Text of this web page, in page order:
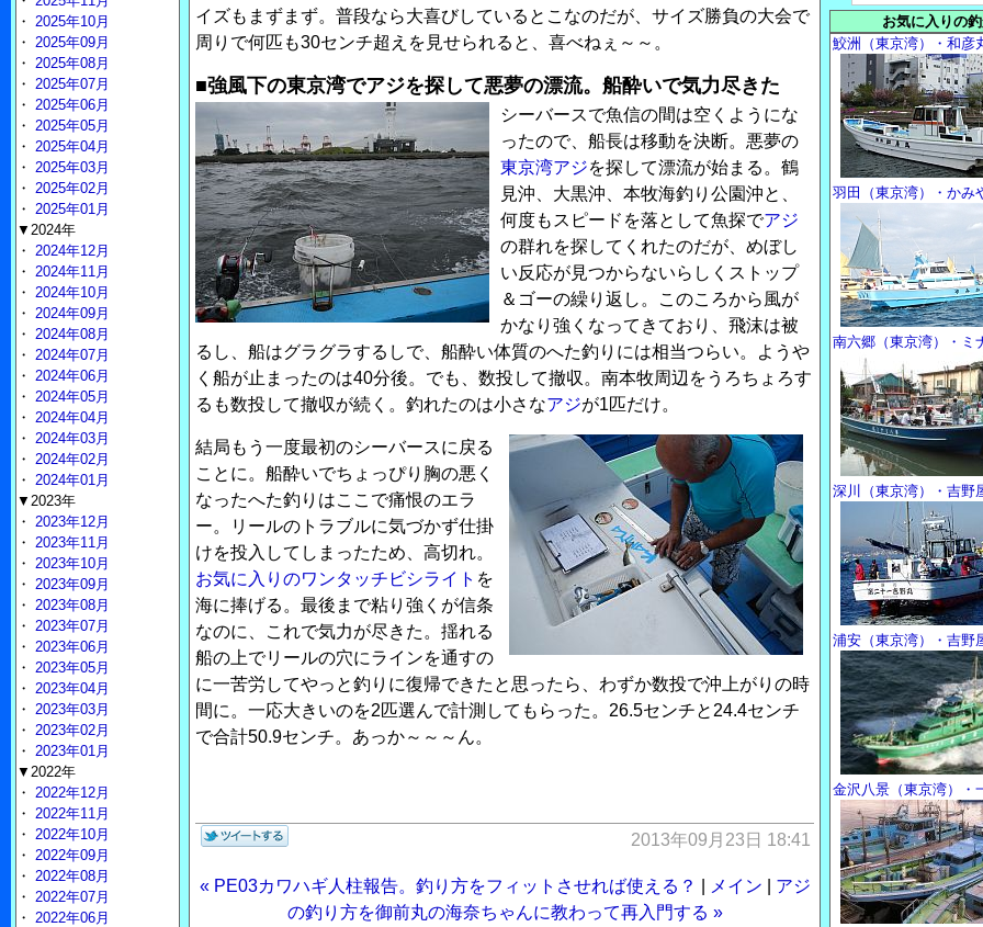
イズもまずまず。普段なら大喜びしているとこなのだが、サイズ勝負の大会で
周りで何匹も30センチ超えを見せられると、喜べねぇ～～。
■強風下の東京湾でアジを探して悪夢の漂流。船酔いで気力尽きた
シーバースで魚信の間は空くようにな
ったので、船長は移動を決断。悪夢の
東京湾アジを探して漂流が始まる。鶴
見沖、大黒沖、本牧海釣り公園沖と、
何度もスピードを落として魚探でアジ
の群れを探してくれたのだが、めぼし
い反応が見つからないらしくストップ
＆ゴーの繰り返し。このころから風が
かなり強くなってきており、飛沫は被
るし、船はグラグラするしで、船酔い体質のへた釣りには相当つらい。ようや
く船が止まったのは40分後。でも、数投して撤収。南本牧周辺をうろちょろす
るも数投して撤収が続く。釣れたのは小さなアジが1匹だけ。
結局もう一度最初のシーバースに戻る
ことに。船酔いでちょっぴり胸の悪く
なったへた釣りはここで痛恨のエラ
ー。リールのトラブルに気づかず仕掛
けを投入してしまったため、高切れ。
お気に入りのワンタッチビシライト を
海に捧げる。最後まで粘り強くが信条
なのに、これで気力が尽きた。揺れる
船の上でリールの穴にラインを通すの
に一苦労してやっと釣りに復帰できたと思ったら、わずか数投で沖上がりの時
間に。一応大きいのを2匹選んで計測してもらった。26.5センチと24.4センチ
で合計50.9センチ。あっか～～～ん。
2013年09月23日 18:41
« PE03カワハギ人柱報告。釣り方をフィットさせれば使える？ メイン
アジ
の釣り方を御前丸の海奈ちゃんに教わって再入門する »
・ 2025年10月
・ 2025年09月
・ 2025年08月
・ 2025年07月
・ 2025年06月
・ 2025年05月
・ 2025年04月
・ 2025年03月
・ 2025年02月
・ 2025年01月
▼2024年
・ 2024年12月
・ 2024年11月
・ 2024年10月
・ 2024年09月
・ 2024年08月
・ 2024年07月
・ 2024年06月
・ 2024年05月
・ 2024年04月
・ 2024年03月
・ 2024年02月
・ 2024年01月
▼2023年
・ 2023年12月
・ 2023年11月
・ 2023年10月
・ 2023年09月
・ 2023年08月
・ 2023年07月
・ 2023年06月
・ 2023年05月
・ 2023年04月
・ 2023年03月
・ 2023年02月
・ 2023年01月
▼2022年
・ 2022年12月
・ 2022年11月
・ 2022年10月
・ 2022年09月
・ 2022年08月
・ 2022年07月
・ 2022年06月
お気に入りの
鮫洲（東京湾）・和彦
羽田（東京湾）・かみ
南六郷（東京湾）・ミ
深川（東京湾）・吉野
浦安（東京湾）・吉野
金沢八景（東京湾）・